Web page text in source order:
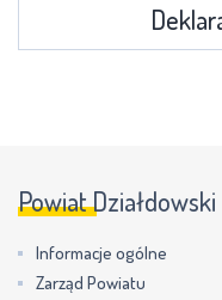
Powiat Działdowski
Informacje ogólne
Zarząd Powiatu